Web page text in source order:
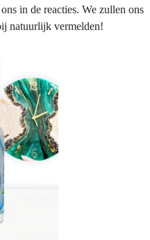
in de reacties. We zullen ons
natuurlijk vermelden!